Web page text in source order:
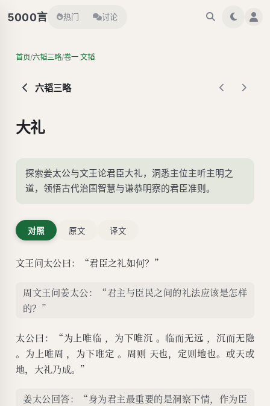
5000言 热门 讨论
首页/六韬三略/卷一 文韬
六韬三略
大礼
探索姜太公与文王论君臣大礼，洞悉主位主听主明之
道，领悟古代治国智慧与谦恭明察的君臣准则。
对照 原文 译文
文王问太公曰：“君臣之礼如何？”
周文王问姜太公：“君主与臣民之间的礼法应该是怎样
的？”
太公曰：“为上唯临 ，为下唯沉 。临而无远 ，沉而无隐
。为上唯周 ，为下唯定 。周则 天也，定则地也。或天或
地，大礼乃成。”
姜太公回答：“身为君主最重要的是洞察下情，作为臣